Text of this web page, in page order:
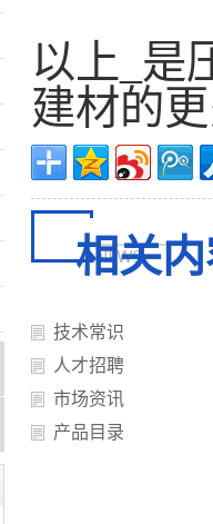
以上_是
建材的
相关
技术常识
人才招聘
市场资讯
产品目录